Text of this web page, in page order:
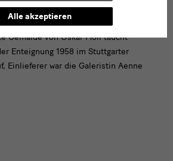
entdeckt und befindet sich
Chicago. Das 1929 zusammen mit dem
Gemälde von Oskar Moll taucht
Enteignung 1958 im Stuttgarter
Einlieferer war die Galeristin Aenne
Alle akzeptieren